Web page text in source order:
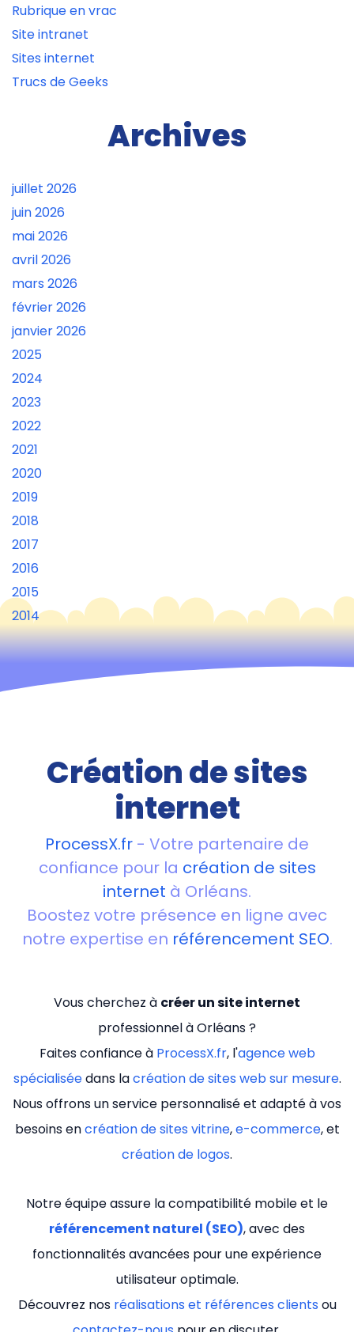
Rubrique en vrac
Site intranet
Sites internet
Trucs de Geeks
Archives
juillet 2026
juin 2026
mai 2026
avril 2026
mars 2026
février 2026
janvier 2026
2025
2024
2023
2022
2021
2020
2019
2018
2017
2016
2015
2014
Création de sites
internet
ProcessX.fr - Votre partenaire de
confiance pour la création de sites
internet à Orléans.
Boostez votre présence en ligne avec
notre expertise en référencement SEO.
Vous cherchez à créer un site internet
professionnel à Orléans ?
Faites confiance à ProcessX.fr, l'agence web
spécialiséedans lacréation de sites web sur mesure.
Nous offrons un service personnalisé et adapté à vos
besoins encréation de sites vitrine,e-commerce, et
création de logos.
Notre équipe assure la compatibilité mobile et le
référencement naturel (SEO), avec des
fonctionnalités avancées pour une expérience
utilisateur optimale.
Découvrez nos réalisations et références clients ou